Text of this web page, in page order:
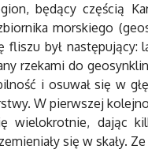
będący częścią
morskiego
fliszu był następujący:
rzekami do
i osuwał się w
W pierwszej
wielokrotnie, dając
się w skały.